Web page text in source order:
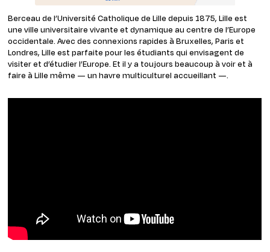
Berceau de l’Université Catholique de Lille depuis 1875, Lille est
une ville universitaire vivante et dynamique au centre de l’Europe
occidentale. Avec des connexions rapides à Bruxelles, Paris et
Londres, Lille est parfaite pour les étudiants qui envisagent de
visiter et d’étudier l’Europe. Et il y a toujours beaucoup à voir et à
faire à Lille même — un havre multiculturel accueillant —.